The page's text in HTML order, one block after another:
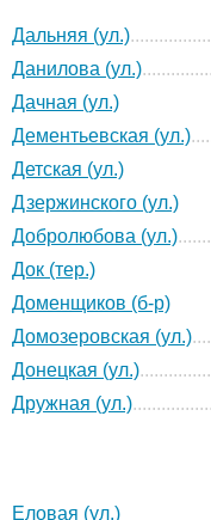
Дальняя (ул.)
Данилова (ул.)
Дачная (ул.)
Дементьевская (ул.)
Детская (ул.)
Дзержинского (ул.)
Добролюбова (ул.)
Док (тер.)
Доменщиков (б-р)
Домозеровская (ул.)
Донецкая (ул.)
Дружная (ул.)
Еловая (ул.)